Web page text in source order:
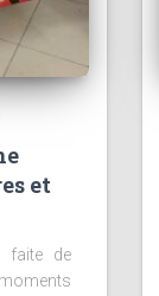
et
faite de